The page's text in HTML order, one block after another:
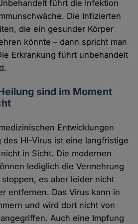
führt die Infektion
Die Infizierten
die ein gesunder Körper
könnte – dann spricht man
Erkrankung führt unbehandelt
sind im Moment
Entwicklungen
des HI-Virus ist eine langfristige
in Sicht. Die modernen
lediglich die Vermehrung
es aber leider nicht
entfernen. Das Virus kann in
und wird dort nicht von
Auch eine Impfung